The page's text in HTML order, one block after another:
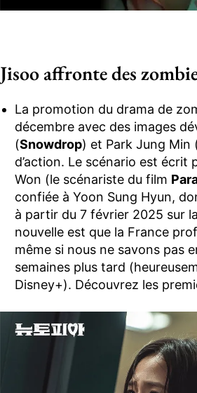
Jisoo affronte des
La promotion du drama de
décembre avec des images
(Snowdrop) et Park Jung Min
d’action. Le scénario est écrit
Won (le scénariste du film
confiée à Yoon Sung Hyun,
à partir du 7 février 2025 sur
nouvelle est que la France
même si nous ne savons pas
semaines plus tard
Disney+). Découvrez les